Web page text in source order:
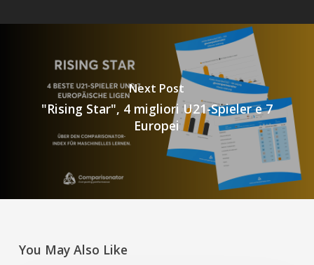
Next Post
"Rising Star", 4 migliori U21-Spieler e 7
Europei
You May Also Like